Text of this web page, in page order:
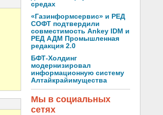
средах
«Газинформсервис» и РЕД
СОФТ подтвердили
совместимость Ankey IDM и
РЕД АДМ Промышленная
редакция 2.0
БФТ-Холдинг
модернизировал
информационную систему
Алтайкрайимущества
Мы в социальных
сетях